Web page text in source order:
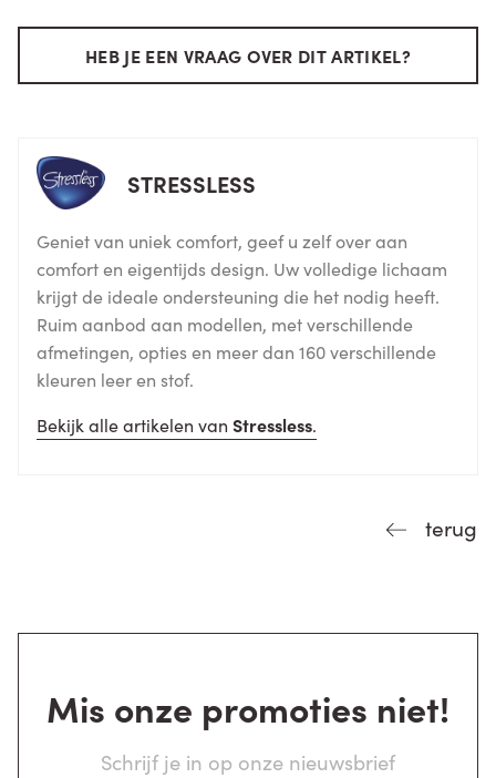
HEB JE EEN VRAAG OVER DIT ARTIKEL?
STRESSLESS
Geniet van uniek comfort, geef u zelf over aan
comfort en eigentijds design. Uw volledige lichaam
krijgt de ideale ondersteuning die het nodig heeft.
Ruim aanbod aan modellen, met verschillende
afmetingen, opties en meer dan 160 verschillende
kleuren leer en stof.
Bekijk alle artikelen van Stressless.
terug
Mis onze promoties niet!
Schrijf je in op onze nieuwsbrief